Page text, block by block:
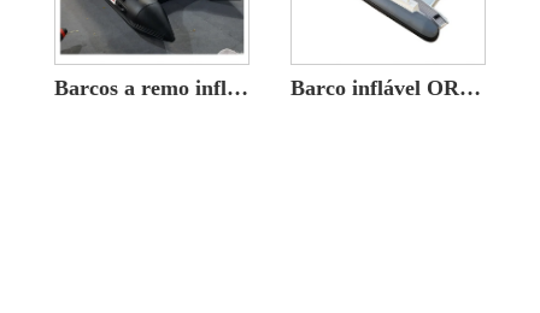
Barcos a remo infláveis ​​de alumínio 360 Barco inflável ORCA com reforço de alumínio da casca 28 pés